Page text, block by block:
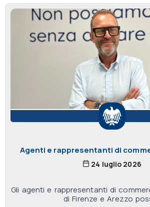
Agenti e rappresentanti di
24 luglio 2026
Gli agenti e rappresentanti di
di Firenze e Arezzo